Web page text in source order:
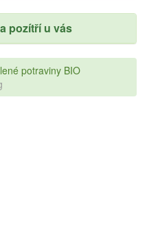
pozítří u vás
potraviny BIO